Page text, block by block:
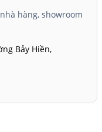
hàng, showroom
Bảy Hiền,